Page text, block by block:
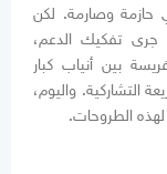
حازمة وصارمة. لكن
جرى تفكيك الدعم،
بين أنياب كبار
التشاركية. واليوم،
لهذه الطروحات.